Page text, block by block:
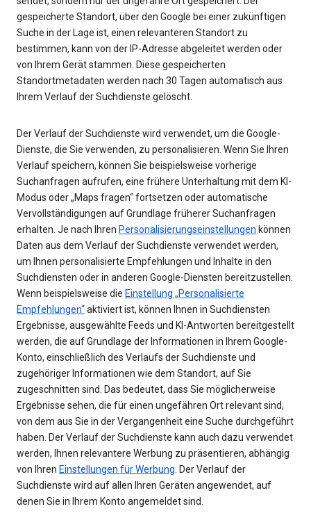
gespeicherte Standort, über den Google bei einer zukünftigen
Suche in der Lage ist, einen relevanteren Standort zu
bestimmen, kann von der IP-Adresse abgeleitet werden oder
von Ihrem Gerät stammen. Diese gespeicherten
Standortmetadaten werden nach 30 Tagen automatisch aus
Ihrem Verlauf der Suchdienste gelöscht.
Der Verlauf der Suchdienste wird verwendet, um die Google-
Dienste, die Sie verwenden, zu personalisieren. Wenn Sie Ihren
Verlauf speichern, können Sie beispielsweise vorherige
Suchanfragen aufrufen, eine frühere Unterhaltung mit dem KI-
Modus oder „Maps fragen“ fortsetzen oder automatische
Vervollständigungen auf Grundlage früherer Suchanfragen
erhalten. Je nach Ihren Personalisierungseinstellungen können
Daten aus dem Verlauf der Suchdienste verwendet werden,
um Ihnen personalisierte Empfehlungen und Inhalte in den
Suchdiensten oder in anderen Google-Diensten bereitzustellen.
Wenn beispielsweise die Einstellung „Personalisierte
Empfehlungen“aktiviert ist, können Ihnen in Suchdiensten
Ergebnisse, ausgewählte Feeds und KI-Antworten bereitgestellt
werden, die auf Grundlage der Informationen in Ihrem Google-
Konto, einschließlich des Verlaufs der Suchdienste und
zugehöriger Informationen wie dem Standort, auf Sie
zugeschnitten sind. Das bedeutet, dass Sie möglicherweise
Ergebnisse sehen, die für einen ungefähren Ort relevant sind,
von dem aus Sie in der Vergangenheit eine Suche durchgeführt
haben. Der Verlauf der Suchdienste kann auch dazu verwendet
werden, Ihnen relevantere Werbung zu präsentieren, abhängig
von Ihren Einstellungen für Werbung. Der Verlauf der
Suchdienste wird auf allen Ihren Geräten angewendet, auf
denen Sie in Ihrem Konto angemeldet sind.